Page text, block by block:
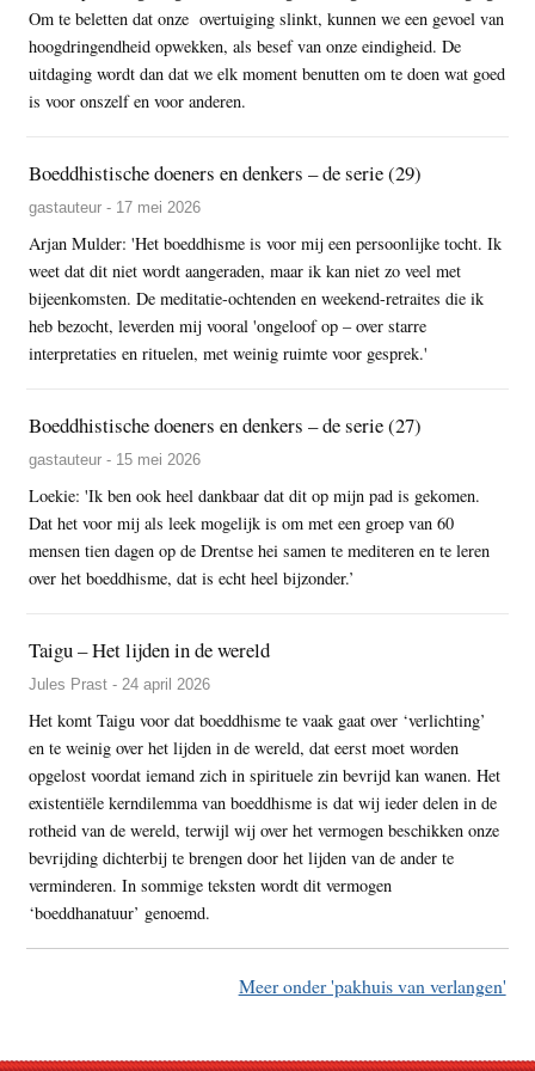
Om te beletten dat onze overtuiging slinkt, kunnen we een gevoel van
hoogdringendheid opwekken, als besef van onze eindigheid. De
uitdaging wordt dan dat we elk moment benutten om te doen wat goed
is voor onszelf en voor anderen.
Boeddhistische doeners en denkers – de serie (29)
gastauteur - 17 mei 2026
Arjan Mulder: 'Het boeddhisme is voor mij een persoonlijke tocht. Ik
weet dat dit niet wordt aangeraden, maar ik kan niet zo veel met
bijeenkomsten. De meditatie-ochtenden en weekend-retraites die ik
heb bezocht, leverden mij vooral 'ongeloof op – over starre
interpretaties en rituelen, met weinig ruimte voor gesprek.'
Boeddhistische doeners en denkers – de serie (27)
gastauteur - 15 mei 2026
Loekie: 'Ik ben ook heel dankbaar dat dit op mijn pad is gekomen.
Dat het voor mij als leek mogelijk is om met een groep van 60
mensen tien dagen op de Drentse hei samen te mediteren en te leren
over het boeddhisme, dat is echt heel bijzonder.’
Taigu – Het lijden in de wereld
Jules Prast - 24 april 2026
Het komt Taigu voor dat boeddhisme te vaak gaat over ‘verlichting’
en te weinig over het lijden in de wereld, dat eerst moet worden
opgelost voordat iemand zich in spirituele zin bevrijd kan wanen. Het
existentiële kerndilemma van boeddhisme is dat wij ieder delen in de
rotheid van de wereld, terwijl wij over het vermogen beschikken onze
bevrijding dichterbij te brengen door het lijden van de ander te
verminderen. In sommige teksten wordt dit vermogen
‘boeddhanatuur’ genoemd.
Meer onder 'pakhuis van verlangen'